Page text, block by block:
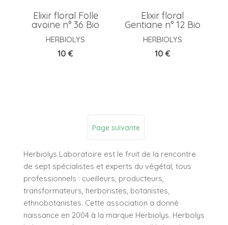
Elixir floral Folle
avoine n° 36 Bio
HERBIOLYS
Prix
10 €
Elixir floral
Gentiane n° 12 Bio
HERBIOLYS
Prix
10 €
Page suivante
Herbiolys Laboratoire est le fruit de la rencontre
de sept spécialistes et experts du végétal, tous
professionnels : cueilleurs, producteurs,
transformateurs, herboristes, botanistes,
ethnobotanistes. Cette association a donné
naissance en 2004 à la marque Herbiolys. Herbolys